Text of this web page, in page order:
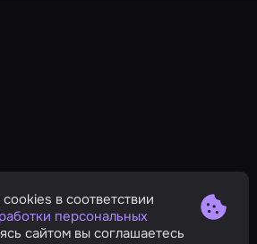
в соответствии
персональных
сайтом вы соглашаетесь